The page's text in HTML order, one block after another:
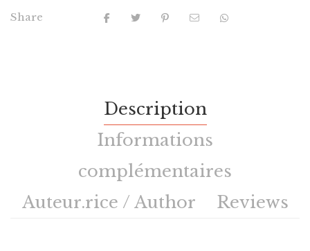
Share
Description
Informations
complémentaires
Auteur.rice / Author
Reviews